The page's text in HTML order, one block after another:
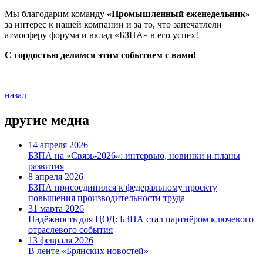
Мы благодарим команду «Промышленный еженедельник»
за интерес к нашей компании и за то, что запечатлели
атмосферу форума и вклад «БЗПА» в его успех!
С гордостью делимся этим событием с вами!
назад
другие медиа
14 апреля 2026
БЗПА на «Связь-2026»: интервью, новинки и планы
развития
8 апреля 2026
БЗПА присоединился к федеральному проекту
повышения производительности труда
31 марта 2026
Надёжность для ЦОД: БЗПА стал партнёром ключевого
отраслевого события
13 февраля 2026
В ленте «Брянских новостей»